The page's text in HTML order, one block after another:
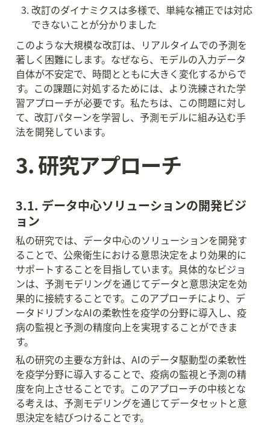
改訂のダイナミクスは多様で、単純な補正では対応
できないことが分かりました
このような大規模な改訂は、リアルタイムでの予測を
著しく困難にします。なぜなら、モデルの入力データ
自体が不安定で、時間とともに大きく変化するからで
す。この課題に対処するためには、より洗練された学
習アプローチが必要です。私たちは、この問題に対し
て、改訂パターンを学習し、予測モデルに組み込む手
法を開発しています。
3. 研究アプローチ
3.1. データ中心ソリューションの開発ビジ
ョン
私の研究では、データ中心のソリューションを開発す
ることで、公衆衛生における意思決定をより効果的に
サポートすることを目指しています。具体的なビジョ
ンは、予測モデリングを通じてデータと意思決定を効
果的に接続することです。このアプローチにより、デ
ータドリブンなAIの柔軟性を疫学の分野に導入し、疫
病の監視と予測の精度向上を実現することができま
す。
私の研究の主要な方針は、AIのデータ駆動型の柔軟性
を疫学分野に導入することで、疫病の監視と予測の精
度を向上させることです。このアプローチの中核とな
る考えは、予測モデリングを通じてデータセットと意
思決定を結びつけることです。